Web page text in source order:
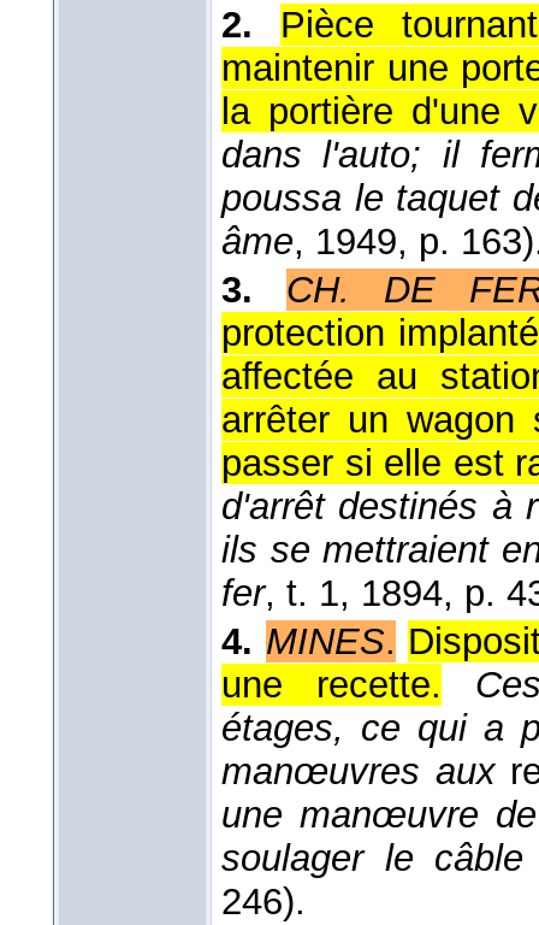
2.
Pièce
maintenir une
la portière d'une
dans l'auto; il
poussa le taquet
âme, 1949, p.
3.
CH. DE
protection
affectée au
arrêter un
passer si elle est
d'arrêt destinés à
ils se mettraient
fer, t. 1, 1894, p.
4. MINES.
une recette.
étages, ce qui a
manœuvres aux
une manœuvre
soulager le câble
246).